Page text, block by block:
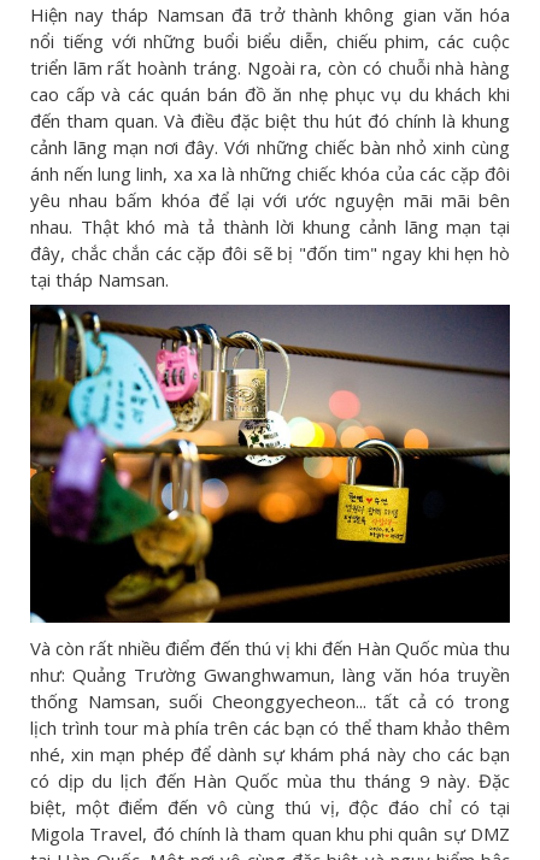
Hiện nay tháp Namsan đã trở thành không gian văn hóa
nổi tiếng với những buổi biểu diễn, chiếu phim, các cuộc
triển lãm rất hoành tráng. Ngoài ra, còn có chuỗi nhà hàng
cao cấp và các quán bán đồ ăn nhẹ phục vụ du khách khi
đến tham quan. Và điều đặc biệt thu hút đó chính là khung
cảnh lãng mạn nơi đây. Với những chiếc bàn nhỏ xinh cùng
ánh nến lung linh, xa xa là những chiếc khóa của các cặp đôi
yêu nhau bấm khóa để lại với ước nguyện mãi mãi bên
nhau. Thật khó mà tả thành lời khung cảnh lãng mạn tại
đây, chắc chắn các cặp đôi sẽ bị "đốn tim" ngay khi hẹn hò
tại tháp Namsan.
Và còn rất nhiều điểm đến thú vị khi đến Hàn Quốc mùa thu
như: Quảng Trường Gwanghwamun, làng văn hóa truyền
thống Namsan, suối Cheonggyecheon... tất cả có trong
lịch trình tour mà phía trên các bạn có thể tham khảo thêm
nhé, xin mạn phép để dành sự khám phá này cho các bạn
có dịp du lịch đến Hàn Quốc mùa thu tháng 9 này. Đặc
biệt, một điểm đến vô cùng thú vị, độc đáo chỉ có tại
Migola Travel, đó chính là tham quan khu phi quân sự DMZ